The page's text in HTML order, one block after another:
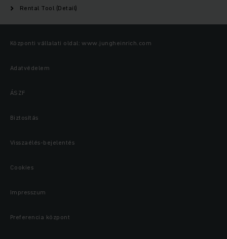
Rental Tool (Detail)
Központi vállalati oldal: www.jungheinrich.com
Adatvédelem
ÁSZF
Biztosítás
Visszaélés-bejelentés
Cookies
Impresszum
Preferencia központ